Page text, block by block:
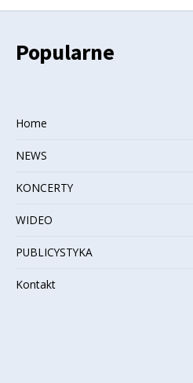
Popularne
Home
NEWS
KONCERTY
WIDEO
PUBLICYSTYKA
Kontakt